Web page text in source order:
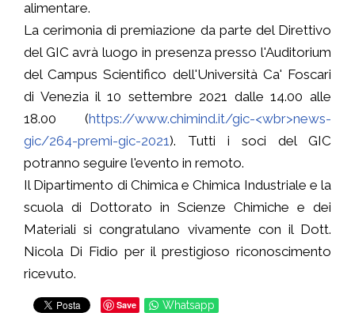
alimentare.
La cerimonia di premiazione da parte del Direttivo
del GIC avrà luogo in presenza presso l'Auditorium
del Campus Scientifico dell'Università Ca' Foscari
di Venezia il 10 settembre 2021 dalle 14.00 alle
18.00 (https://www.chimind.it/gic-<wbr>news-
gic/264-premi-gic-2021 ). Tutti i soci del GIC
potranno seguire l'evento in remoto.
Il Dipartimento di Chimica e Chimica Industriale e la
scuola di Dottorato in Scienze Chimiche e dei
Materiali si congratulano vivamente con il Dott.
Nicola Di Fidio per il prestigioso riconoscimento
ricevuto.
Save Whatsapp